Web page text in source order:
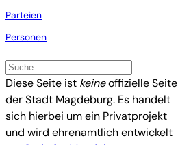
Parteien
Personen
Diese Seite ist keineoffizielle Seite
der Stadt Magdeburg. Es handelt
sich hierbei um ein Privatprojekt
und wird ehrenamtlich entwickelt